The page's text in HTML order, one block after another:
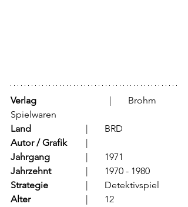
Verlag
Spielwaren
Land
			  |	BRD
Autor / Grafik
Jahrgang
		  |	1971
Jahrzehnt
		  |	1970 - 1980
Strategie
		  |	Detektivspiel
Alter
			  |	12